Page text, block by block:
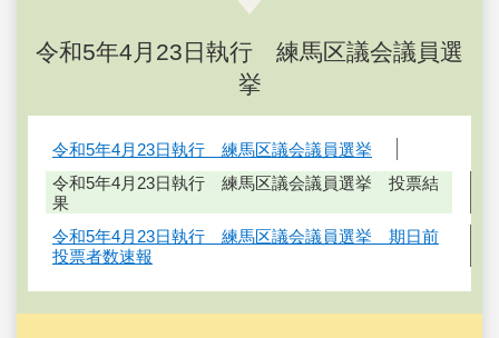
令和5年4月23日執行 練馬区議会議員選
挙
令和5年4月23日執行 練馬区議会議員選挙
令和5年4月23日執行 練馬区議会議員選挙 投票結
果
令和5年4月23日執行 練馬区議会議員選挙 期日前
投票者数速報